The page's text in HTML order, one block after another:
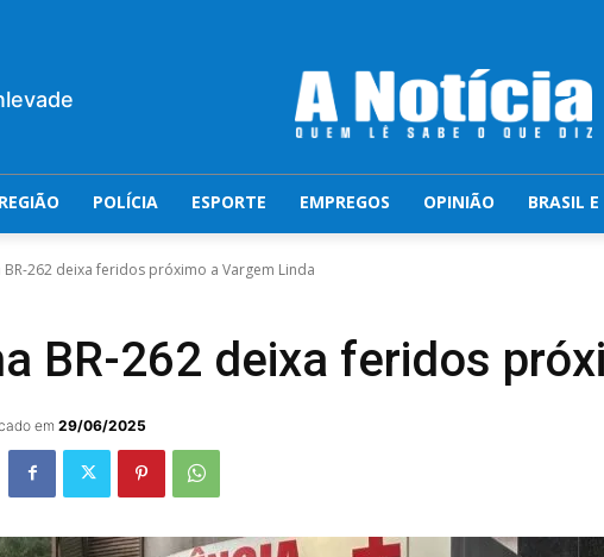
REGIÃO POLÍCIA ESPORTE EMPREGOS OPINIÃO BRASIL
BR-262 deixa feridos próximo a Vargem Linda
BR-262 deixa feridos
em 29/06/2025